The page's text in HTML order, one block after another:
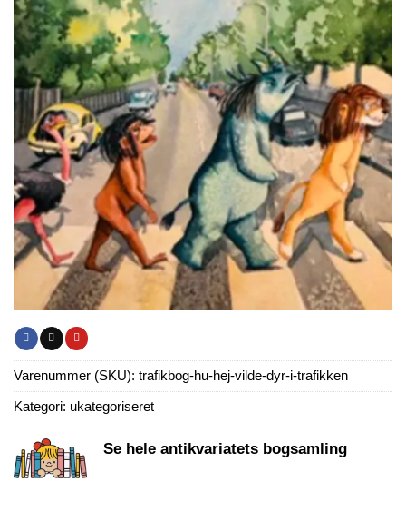
Varenummer (SKU): trafikbog-hu-hej-vilde-dyr-i-trafikken
Kategori: ukategoriseret
Se hele antikvariatets bogsamling